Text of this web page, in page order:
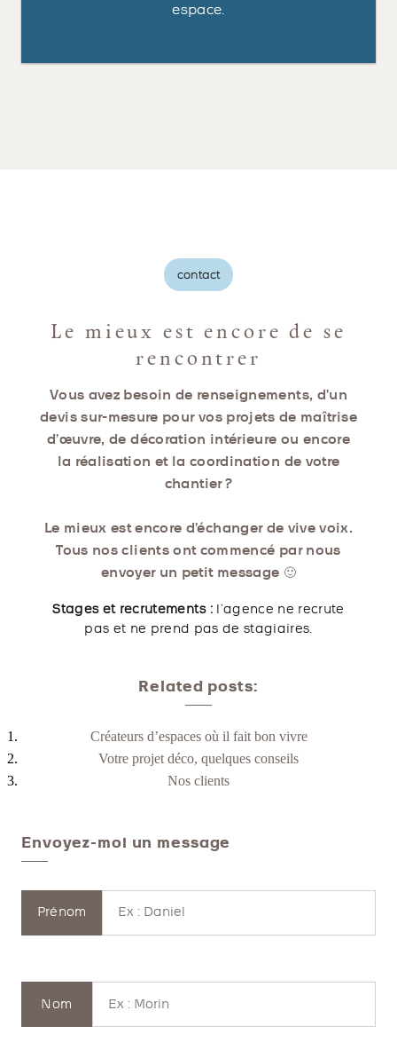
espace.
contact
Le mieux est encore de se
rencontrer
Vous avez besoin de renseignements, d’un
devis sur-mesure pour vos projets de maîtrise
d’œuvre, de décoration intérieure ou encore
la réalisation et la coordination de votre
chantier ?
Le mieux est encore d’échanger de vive voix.
Tous nos clients ont commencé par nous
envoyer un petit message 🙂
Stages et recrutements : l’agence ne recrute
pas et ne prend pas de stagiaires.
Related posts:
Créateurs d’espaces où il fait bon vivre
Votre projet déco, quelques conseils
Nos clients
Envoyez-moi un message
Prénom
Nom